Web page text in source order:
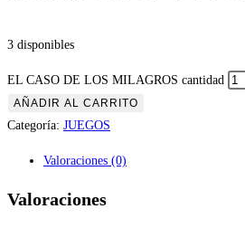
3 disponibles
EL CASO DE LOS MILAGROS cantidad
AÑADIR AL CARRITO
Categoría: JUEGOS
Valoraciones (0)
Valoraciones